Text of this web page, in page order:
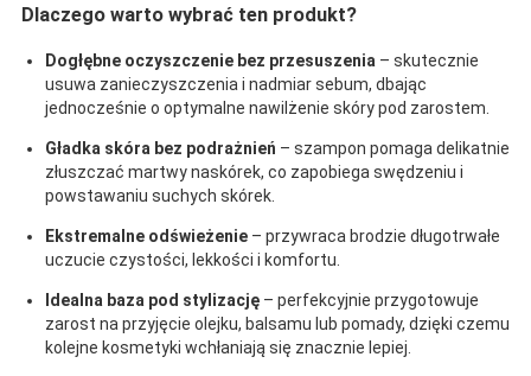
Dlaczego warto wybrać ten produkt?
Dogłębne oczyszczenie bez przesuszenia – skutecznie
usuwa zanieczyszczenia i nadmiar sebum, dbając
jednocześnie o optymalne nawilżenie skóry pod zarostem.
Gładka skóra bez podrażnień – szampon pomaga delikatnie
złuszczać martwy naskórek, co zapobiega swędzeniu i
powstawaniu suchych skórek.
Ekstremalne odświeżenie – przywraca brodzie długotrwałe
uczucie czystości, lekkości i komfortu.
Idealna baza pod stylizację – perfekcyjnie przygotowuje
zarost na przyjęcie olejku, balsamu lub pomady, dzięki czemu
kolejne kosmetyki wchłaniają się znacznie lepiej.